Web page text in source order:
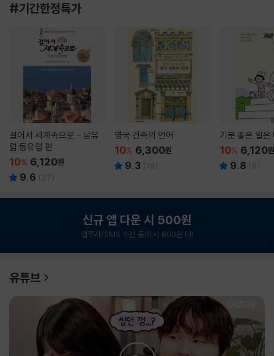
#기간한정특가
걸어서 세계속으로 - 남유
럽 동유럽 편
10% 6,120원
9.6 ( 27)
영국 건축의 언어
10% 6,300원
9.3 (16)
기분 좋은 일은
10% 6,120원
9.8 (9)
신규 앱 다운 시 500원
앱푸시/SMS 수신 동의 시 600원 더!
유튜브